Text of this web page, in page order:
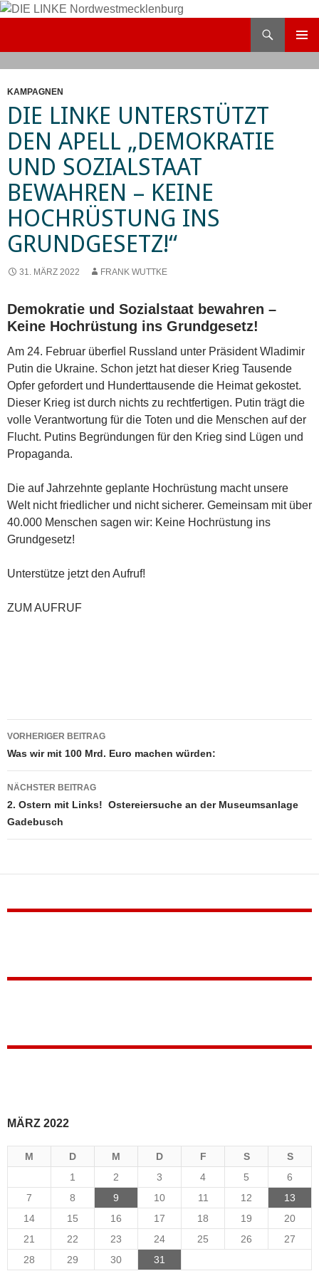
Zum
KAMPAGNEN
DIE LINKE UNTERSTÜTZT
DEN APELL „DEMOKRATIE
UND SOZIALSTAAT
BEWAHREN – KEINE
HOCHRÜSTUNG INS
GRUNDGESETZ!“
31. MÄRZ 2022 FRANK WUTTKE
Demokratie und Sozialstaat bewahren –
Keine Hochrüstung ins Grundgesetz!
Am 24. Februar überfiel Russland unter Präsident Wladimir
Putin die Ukraine. Schon jetzt hat dieser Krieg Tausende
Opfer gefordert und Hunderttausende die Heimat gekostet.
Dieser Krieg ist durch nichts zu rechtfertigen. Putin trägt die
volle Verantwortung für die Toten und die Menschen auf der
Flucht. Putins Begründungen für den Krieg sind Lügen und
Propaganda.
Die auf Jahr­zehnte geplante Hoch­rüstung macht unsere
Welt nicht fried­licher und nicht sicherer. Gemeinsam mit über
40.000 Menschen sagen wir: Keine Hochrüstung ins
Grundgesetz!
Unterstütze jetzt den Aufruf!
ZUM AUFRUF
Beitragsnavigation
VORHERIGER BEITRAG
Was wir mit 100 Mrd. Euro machen würden:
NÄCHSTER BEITRAG
2. Ostern mit Links! Ostereiersuche an der Museumsanlage
Gadebusch
MÄRZ 2022
M D M D F S
S
1
2 3 4 5
6
7
8 9 10 11 12
13
14
15 16 17 18 19
20
21
22 23 24 25 26
27
28
29 30
31